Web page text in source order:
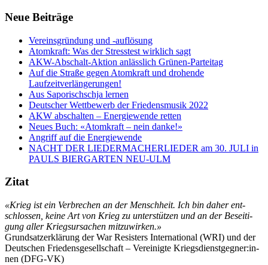
Neue Beiträge
Vereinsgründung und -auflösung
Atomkraft: Was der Stresstest wirklich sagt
AKW-Abschalt-Aktion anlässlich Grünen-Parteitag
Auf die Straße gegen Atomkraft und drohende
Laufzeitverlängerungen!
Aus Saporischschja lernen
Deutscher Wettbewerb der Friedensmusik 2022
AKW abschalten – Energiewende retten
Neues Buch: «Atomkraft – nein danke!»
Angriff auf die Energiewende
NACHT DER LIEDERMACHERLIEDER am 30. JULI in
PAULS BIERGARTEN NEU-ULM
Zitat
«Krieg ist ein Ver­bre­chen an der Mensch­heit. Ich bin da­her ent­
schlos­sen, kei­ne Art von Krieg zu un­ter­stüt­zen und an der Be­sei­ti­
gung al­ler Kriegs­ur­sa­chen mit­zu­wir­ken.»
Grund­satz­er­klä­rung der War Re­sis­ters In­ter­na­tio­nal (WRI) und der
Deut­schen Frie­dens­ge­sell­schaft – Ver­ei­nig­te Kriegs­dienst­geg­ne­r:in­
nen (DFG-VK)